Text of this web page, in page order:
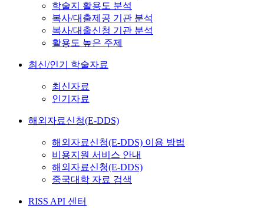
학술지 활용도 분석
복사/대출제공 기관 분석
복사/대출신청 기관 분석
활용도 높은 주제
최신/인기 학술자료
최신자료
인기자료
해외자료신청(E-DDS)
해외자료신청(E-DDS) 이용 방법
비용지원 서비스 안내
해외자료신청(E-DDS)
중국대학 자료 검색
RISS API 센터